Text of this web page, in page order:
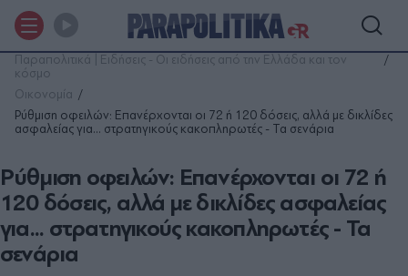
Παραπολιτικά | Ειδήσεις - Οι ειδήσεις από την Ελλάδα και τον
κόσμο
Οικονομία
Ρύθμιση οφειλών: Επανέρχονται οι 72 ή 120 δόσεις, αλλά με δικλίδες
ασφαλείας για... στρατηγικούς κακοπληρωτές - Τα σενάρια
Ρύθμιση οφειλών: Επανέρχονται οι 72 ή
120 δόσεις, αλλά με δικλίδες ασφαλείας
για... στρατηγικούς κακοπληρωτές - Τα
σενάρια